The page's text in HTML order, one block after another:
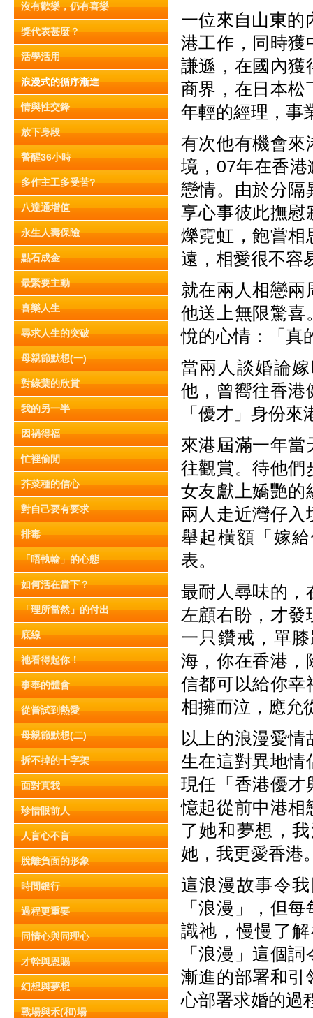
沒有歡樂，仍有喜樂
獎代表甚麼？
活學活用
浪漫式的循序漸進
情與性交鋒
放下身段
警醒36小時
多作主工多受苦?
八達通增值
永生人壽保險
點石成金
最緊要主動
喜樂人生
尋求人生的突破
母親節默想(一)
對綠葉的欣賞
我的另一半
因禍得福
忙裡偷閒
芥菜種的信心
對自己要有要求
排毒
「唔執輸」的心態
如何活在當下？
「理所當然」的付出
底線
祂看得起你！
事奉的體會
從嘗試到熱愛
母親節默想(二)
拆不掉的十字架
面對真我
珍惜眼前人
人盲心不盲
脫離負面的形象
時間銀行
過程更重要
同情心與同理心
才幹與恩賜
幻想與夢想
戰場與禾(和)場
一位來自山東的
港工作，同時獲
謙遜，在國內獲
商界，在日本松
年輕的經理，事
有次他有機會來
境，07年在香
戀情。由於分隔
享心事彼此撫慰
爍霓虹，飽嘗相
遠，相愛很不容
就在兩人相戀兩
他送上無限驚喜
悅的心情：「真
當兩人談婚論
他，曾嚮往香港
「優才」身份
來港屆滿一年當
往觀賞。待他們
女友獻上嬌艷的
兩人走近灣仔入
舉起橫額「嫁
表。
最耐人尋味的，
左顧右盼，才發
一只鑽戒，單
海，你在香港，
信都可以給你幸
相擁而泣，應允
以上的浪漫愛
生在這對異地情
現任「香港優才
憶起從前中港相
了她和夢想，
她，我更愛香港
這浪漫故事令
「浪漫」，但
識祂，慢慢了
「浪漫」這個
漸進的部署和引
心部署求婚的過